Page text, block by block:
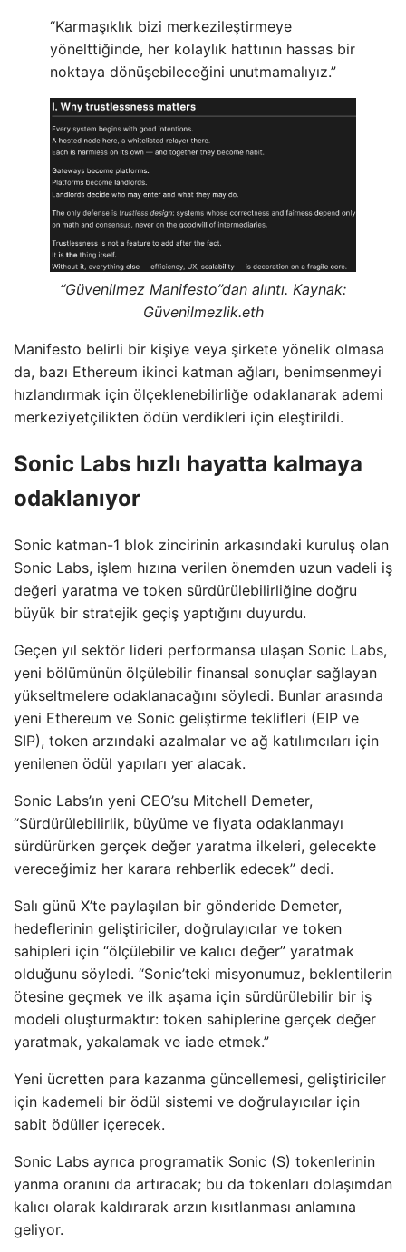
“Karmaşıklık bizi merkezileştirmeye
yönelttiğinde, her kolaylık hattının hassas bir
noktaya dönüşebileceğini unutmamalıyız.”
“Güvenilmez Manifesto”dan alıntı. Kaynak:
Güvenilmezlik.eth
Manifesto belirli bir kişiye veya şirkete yönelik olmasa
da, bazı Ethereum ikinci katman ağları, benimsenmeyi
hızlandırmak için ölçeklenebilirliğe odaklanarak ademi
merkeziyetçilikten ödün verdikleri için eleştirildi.
Sonic Labs hızlı hayatta kalmaya
odaklanıyor
Sonic katman-1 blok zincirinin arkasındaki kuruluş olan
Sonic Labs, işlem hızına verilen önemden uzun vadeli iş
değeri yaratma ve token sürdürülebilirliğine doğru
büyük bir stratejik geçiş yaptığını duyurdu.
Geçen yıl sektör lideri performansa ulaşan Sonic Labs,
yeni bölümünün ölçülebilir finansal sonuçlar sağlayan
yükseltmelere odaklanacağını söyledi. Bunlar arasında
yeni Ethereum ve Sonic geliştirme teklifleri (EIP ve
SIP), token arzındaki azalmalar ve ağ katılımcıları için
yenilenen ödül yapıları yer alacak.
Sonic Labs’ın yeni CEO’su Mitchell Demeter,
“Sürdürülebilirlik, büyüme ve fiyata odaklanmayı
sürdürürken gerçek değer yaratma ilkeleri, gelecekte
vereceğimiz her karara rehberlik edecek” dedi.
Salı günü X’te paylaşılan bir gönderide Demeter,
hedeflerinin geliştiriciler, doğrulayıcılar ve token
sahipleri için “ölçülebilir ve kalıcı değer” yaratmak
olduğunu söyledi. “Sonic’teki misyonumuz, beklentilerin
ötesine geçmek ve ilk aşama için sürdürülebilir bir iş
modeli oluşturmaktır: token sahiplerine gerçek değer
yaratmak, yakalamak ve iade etmek.”
Yeni ücretten para kazanma güncellemesi, geliştiriciler
için kademeli bir ödül sistemi ve doğrulayıcılar için
sabit ödüller içerecek.
Sonic Labs ayrıca programatik Sonic (S) tokenlerinin
yanma oranını da artıracak; bu da tokenları dolaşımdan
kalıcı olarak kaldırarak arzın kısıtlanması anlamına
geliyor.